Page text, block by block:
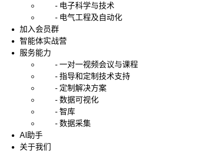
- 电子科学与技术
- 电气工程及自动化
加入会员群
智能体实战营
服务能力
- 一对一视频会议与课程
- 指导和定制技术支持
- 定制解决方案
- 数据可视化
- 智库
- 数据采集
AI助手
关于我们